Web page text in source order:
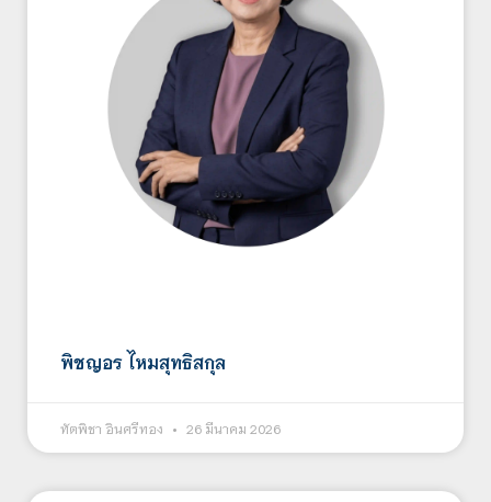
พิชญอร ไหมสุทธิสกุล
ทัตพิชา อินศรีทอง 26 มีนาคม 2026